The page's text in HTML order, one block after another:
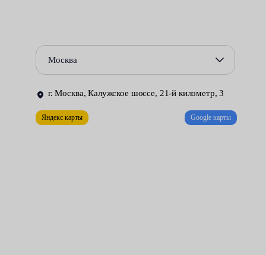
накладок. Исходя из этого, замена заднего суппорта должна
производиться:
оборудованной мастерской;
опытными автомеханиками, знакомыми с особенностями
Москва
г. Москва, Калужское шоссе, 21-й километр, 3
Яндекс карты Google карты